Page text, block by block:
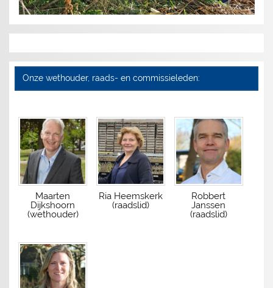
Onze wethouder, raads- en commissieleden:
Maarten
Dijkshoorn
(wethouder)
Ria Heemskerk
(raadslid)
Robbert
Janssen
(raadslid)